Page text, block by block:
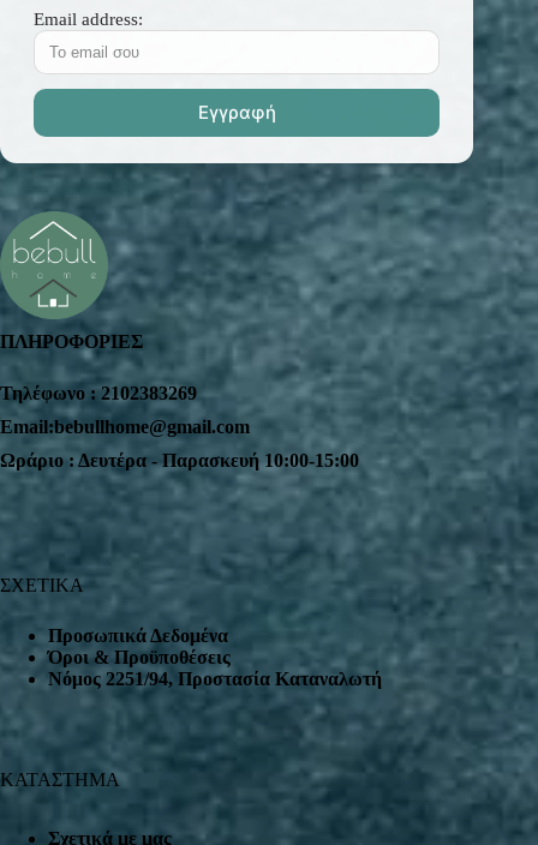
Email address:
ΠΛΗΡΟΦΟΡΙΕΣ
Τηλέφωνο : 2102383269
Email:bebullhome@gmail.com
Ωράριο : Δευτέρα - Παρασκευή 10:00-15:00
ΣΧΕΤΙΚΑ
Προσωπικά Δεδομένα
Όροι & Προϋποθέσεις
Nόμος 2251/94, Προστασία Καταναλωτή
ΚΑΤΑΣΤΗΜΑ
Σχετικά με μας